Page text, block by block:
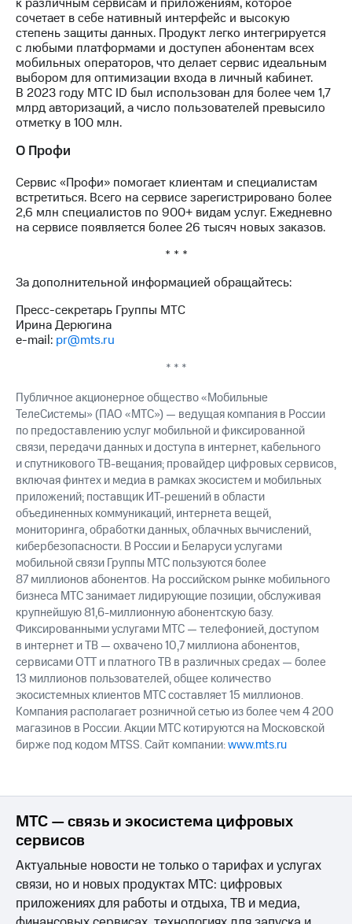
о
погашении
именных
облигаций
Другое
Регистратор
Реквизиты
Контакты
развитие
этика
На главную
сочетает в себе нативный интерфейс и высокую
степень защиты данных. Продукт легко интегрируется
с любыми платформами и доступен абонентам всех
мобильных операторов, что делает сервис идеальным
выбором для оптимизации входа в личный кабинет.
В 2023 году МТС ID был использован для более чем 1,7
млрд авторизаций, а число пользователей превысило
отметку в 100 млн.
О Профи
Сервис «Профи» помогает клиентам и специалистам
встретиться. Всего на сервисе зарегистрировано более
2,6 млн специалистов по 900+ видам услуг. Ежедневно
на сервисе появляется более 26 тысяч новых заказов.
* * *
За дополнительной информацией обращайтесь:
Пресс-секретарь Группы МТС
Ирина Дерюгина
e-mail: pr@mts.ru
* * *
Публичное акционерное общество «Мобильные
ТелеСистемы» (ПАО «МТС») — ведущая компания в России
по предоставлению услуг мобильной и фиксированной
связи, передачи данных и доступа в интернет, кабельного
и спутникового ТВ-вещания; провайдер цифровых сервисов,
включая финтех и медиа в рамках экосистем и мобильных
приложений; поставщик ИТ-решений в области
объединенных коммуникаций, интернета вещей,
мониторинга, обработки данных, облачных вычислений,
кибербезопасности. В России и Беларуси услугами
мобильной связи Группы МТС пользуются более
87 миллионов абонентов. На российском рынке мобильного
бизнеса МТС занимает лидирующие позиции, обслуживая
крупнейшую 81,6-миллионную абонентскую базу.
Фиксированными услугами МТС — телефонией, доступом
в интернет и ТВ — охвачено 10,7 миллиона абонентов,
сервисами OTT и платного ТВ в различных средах — более
13 миллионов пользователей, общее количество
экосистемных клиентов МТС составляет 15 миллионов.
Компания располагает розничной сетью из более чем 4 200
магазинов в России. Акции МТС котируются на Московской
бирже под кодом MTSS. Сайт компании:www.mts.ru
МТС — связь и экосистема цифровых
сервисов
Актуальные новости не только о тарифах и услугах
связи, но и новых продуктах МТС: цифровых
приложениях для работы и отдыха, ТВ и медиа,